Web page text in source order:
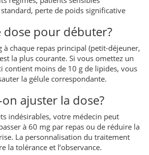
perte de poids significative
dose pour débuter?
à chaque repas principal (petit-déjeuner,
la plus courante. Si vous omettez un
contient moins de 10 g de lipides, vous
la gélule correspondante.
ajuster la dose?
indésirables, votre médecin peut
à 60 mg par repas ou de réduire la
La personnalisation du traitement
la tolérance et l’observance.